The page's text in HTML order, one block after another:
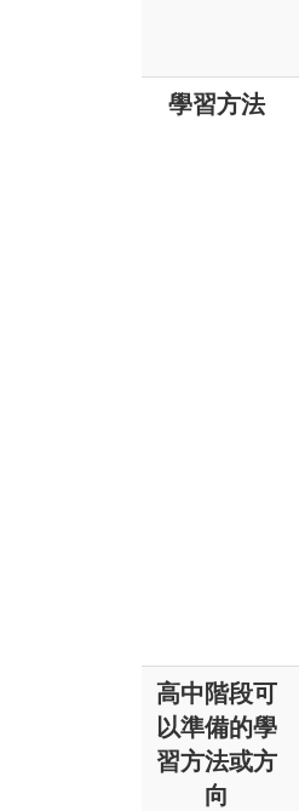
學習方法
高中階段可
以準備的學
習方法或方
向